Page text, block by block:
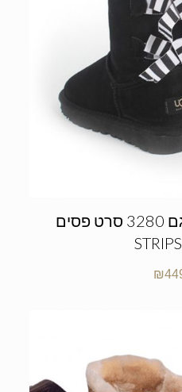
מגפי האגג דגם 3280 סרט פסים UGG
₪